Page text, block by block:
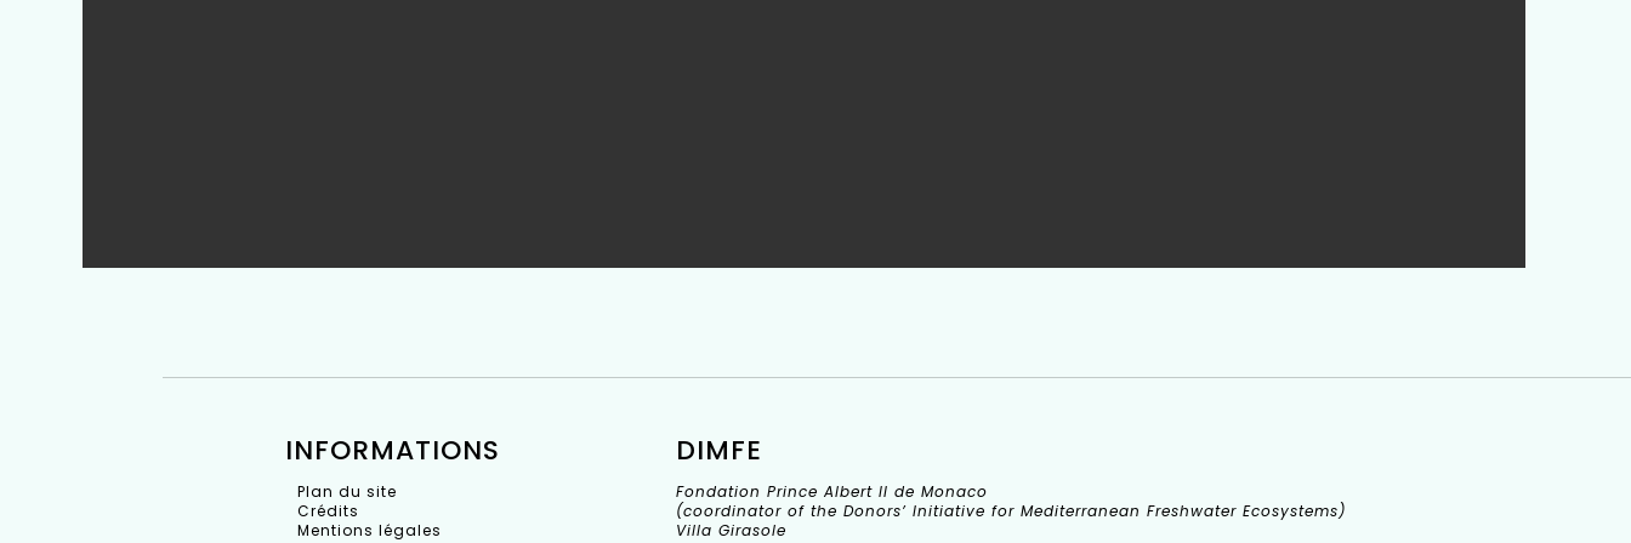
INFORMATIONS
Plan du site
Crédits
Mentions légales
DIMFE
Fondation Prince Albert II de Monaco
(coordinator of the Donors’ Initiative for Mediterranean Freshwater Ecosystems)
Villa Girasole